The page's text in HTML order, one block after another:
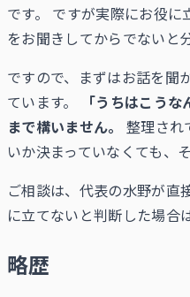
です。 ですが実際にお役
をお聞きしてからでないと
ですので、まずはお話を聞
ています。
「うちはこう
まで構いません。
整理され
いか決まっていなくても、
ご相談は、代表の水野が直
に立てないと判断した場合
略歴